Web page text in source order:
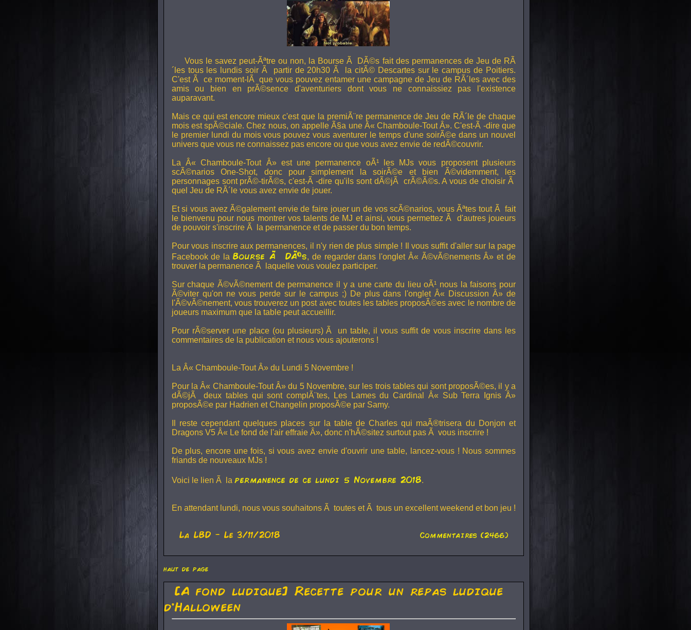
Vous le savez peut-Ãªtre ou non, la Bourse Ã DÃ©s fait des permanences de Jeu de RÃ
´les tous les lundis soir Ã partir de 20h30 Ã la citÃ© Descartes sur le campus de Poitiers.
C'est Ã ce moment-lÃ que vous pouvez entamer une campagne de Jeu de RÃ´les avec des
amis ou bien en prÃ©sence d'aventuriers dont vous ne connaissiez pas l'existence
auparavant.
Mais ce qui est encore mieux c'est que la premiÃ¨re permanence de Jeu de RÃ´le de chaque
mois est spÃ©ciale. Chez nous, on appelle Ã§a une Â« Chamboule-Tout Â». C'est-Ã -dire que
le premier lundi du mois vous pouvez vous aventurer le temps d'une soirÃ©e dans un nouvel
univers que vous ne connaissez pas encore ou que vous avez envie de redÃ©couvrir.
La Â« Chamboule-Tout Â» est une permanence oÃ¹ les MJs vous proposent plusieurs
scÃ©narios One-Shot, donc pour simplement la soirÃ©e et bien Ã©videmment, les
personnages sont prÃ©-tirÃ©s, c'est-Ã -dire qu'ils sont dÃ©jÃ crÃ©Ã©s. A vous de choisir Ã
quel Jeu de RÃ´le vous avez envie de jouer.
Et si vous avez Ã©galement envie de faire jouer un de vos scÃ©narios, vous Ãªtes tout Ã fait
le bienvenu pour nous montrer vos talents de MJ et ainsi, vous permettez Ã d'autres joueurs
de pouvoir s'inscrire Ã la permanence et de passer du bon temps.
Pour vous inscrire aux permanences, il n'y rien de plus simple ! Il vous suffit d'aller sur la page
Facebook de la Bourse Ã DÃ©s, de regarder dans l'onglet Â« Ã©vÃ©nements Â» et de
trouver la permanence Ã laquelle vous voulez participer.
Sur chaque Ã©vÃ©nement de permanence il y a une carte du lieu oÃ¹ nous la faisons pour
Ã©viter qu'on ne vous perde sur le campus ;) De plus dans l'onglet Â« Discussion Â» de
l'Ã©vÃ©nement, vous trouverez un post avec toutes les tables proposÃ©es avec le nombre de
joueurs maximum que la table peut accueillir.
Pour rÃ©server une place (ou plusieurs) Ã un table, il vous suffit de vous inscrire dans les
commentaires de la publication et nous vous ajouterons !
La Â« Chamboule-Tout Â» du Lundi 5 Novembre !
Pour la Â« Chamboule-Tout Â» du 5 Novembre, sur les trois tables qui sont proposÃ©es, il y a
dÃ©jÃ deux tables qui sont complÃ¨tes,
Les Lames du Cardinal
Â« Sub Terra Ignis Â»
proposÃ©e par Hadrien etChangelin proposÃ©e par Samy.
Il reste cependant quelques places sur la table de Charles qui maÃ®trisera du Donjon et
Dragons V5Â« Le fond de l'air effraie Â», donc n'hÃ©sitez surtout pas Ã vous inscrire !
De plus, encore une fois, si vous avez envie d'ouvrir une table, lancez-vous ! Nous sommes
friands de nouveaux MJs !
Voici le lien Ã la permanence de ce lundi 5 Novembre 2018.
En attendant lundi, nous vous souhaitons Ã toutes et Ã tous un excellent weekend et bon jeu !
La LBD - Le 3/11/2018 Commentaires (2466)
haut de page
[A fond ludique] Recette pour un repas ludique
d'Halloween